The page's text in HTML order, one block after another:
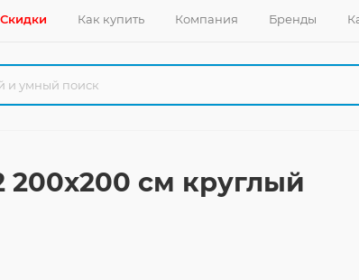
Скидки Как купить Компания Бренды
200x200 см круглый